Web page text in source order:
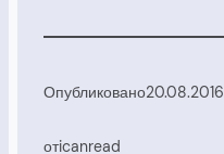
Опубликовано20.08.2016
отicanread